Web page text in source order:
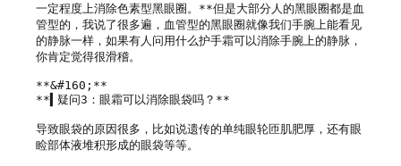
一定程度上消除色素型黑眼圈。**但是大部分人的黑眼圈都是血
管型的，我说了很多遍，血管型的黑眼圈就像我们手腕上能看见
的静脉一样，如果有人问用什么护手霜可以消除手腕上的静脉，
你肯定觉得很滑稽。
**&#160;**
**▍疑问3：眼霜可以消除眼袋吗？**
导致眼袋的原因很多，比如说遗传的单纯眼轮匝肌肥厚，还有眼
睑部体液堆积形成的眼袋等等。